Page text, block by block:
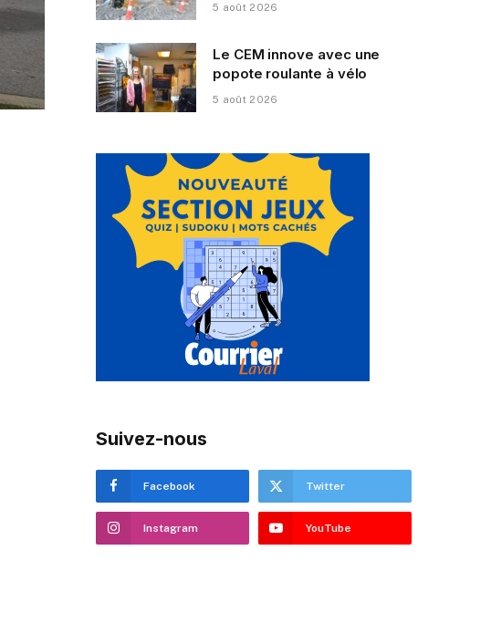
5 août 2026
Le CEM innove avec une
popote roulante à vélo
5 août 2026
Suivez-nous
Facebook Twitter
Instagram YouTube